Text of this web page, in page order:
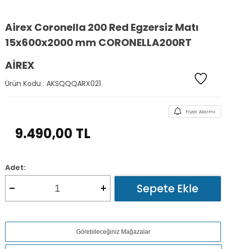
Airex Coronella 200 Red Egzersiz Matı
15x600x2000 mm CORONELLA200RT
AIREX
Ürün Kodu : AKSQQQARX021
Fiyat Alarmı
9.490,00 TL
Adet:
Sepete Ekle
Görebileceğiniz Mağazalar